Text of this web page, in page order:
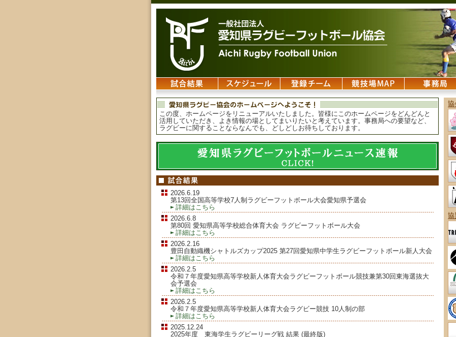
この度、ホームページをリニューアルいたしました。皆様にこのホームページをどんどんと
活用していただき、よき情報の場としてまいりたいと考えています。事務局への要望など、
ラグビーに関することならなんでも、どしどしお待ちしております。
2026.6.19
第13回全国高等学校7人制ラグビーフットボール大会愛知県予選会
詳細はこちら
2026.6.8
第80回 愛知県高等学校総合体育大会 ラグビーフットボール大会
詳細はこちら
2026.2.16
豊田自動織機シャトルズカップ2025 第27回愛知県中学生ラグビーフットボール新人大会
詳細はこちら
2026.2.5
令和７年度愛知県高等学校新人体育大会ラグビーフットボール競技兼第30回東海選抜大
会予選会
詳細はこちら
2026.2.5
令和７年度愛知県高等学校新人体育大会ラグビー競技 10人制の部
詳細はこちら
2025.12.24
2025年度 東海学生ラグビーリーグ戦 結果 (最終版)
協
協